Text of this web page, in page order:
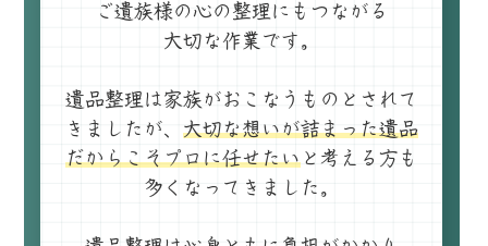
ご遺族様の心の整理にもつながる
大切な作業です。
遺品整理は家族がおこなうものとされて
きましたが、 大切な想いが詰まった遺品
だからこそプロに任せたいと考える方も
多くなってきました。